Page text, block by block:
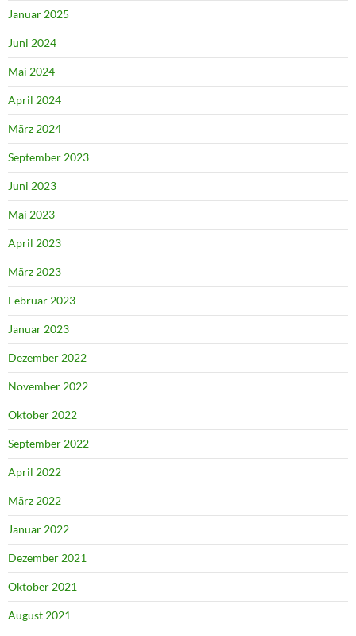
Januar 2025
Juni 2024
Mai 2024
April 2024
März 2024
September 2023
Juni 2023
Mai 2023
April 2023
März 2023
Februar 2023
Januar 2023
Dezember 2022
November 2022
Oktober 2022
September 2022
April 2022
März 2022
Januar 2022
Dezember 2021
Oktober 2021
August 2021